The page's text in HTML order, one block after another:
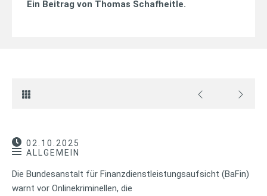
Ein Beitrag von Thomas Schafheitle.
02.10.2025
ALLGEMEIN
Die Bundesanstalt für Finanzdienstleistungsaufsicht (BaFin)
warnt vor Onlinekriminellen, die